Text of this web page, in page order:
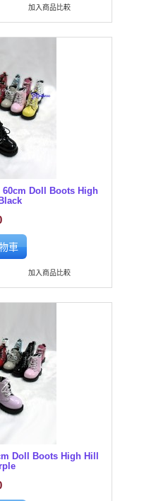
加入商品比較
60cm Doll Boots High
車
加入商品比較
Doll Boots High Hill